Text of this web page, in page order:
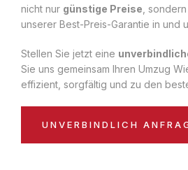
nicht nur günstige Preise ,
unserer Best-Preis-Garantie in und
Stellen Sie jetzt eine
Sie uns gemeinsam Ihren Umzug
effizient, sorgfältig und zu den
UNVERBINDLICH